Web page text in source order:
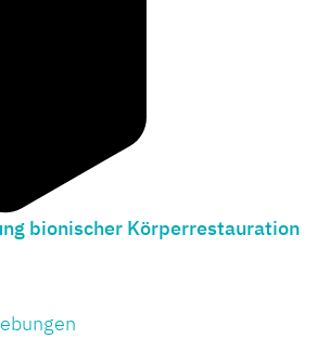
bionischer Körperrestauration